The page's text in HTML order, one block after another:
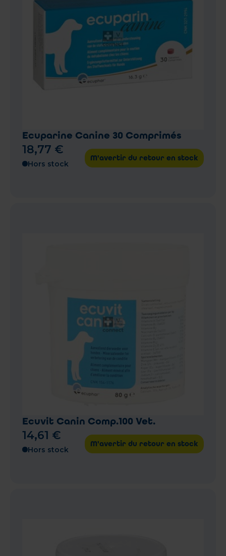
Ecuparine Canine 30 Comprimés
18,77 €
Hors stock
M'avertir du retour en stock
Ecuvit Canin Comp.100 Vet.
14,61 €
Hors stock
M'avertir du retour en stock